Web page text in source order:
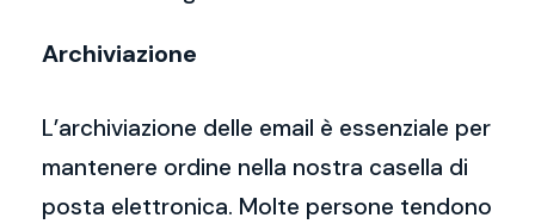
Archiviazione
L’archiviazione delle email è essenziale per
mantenere ordine nella nostra casella di
posta elettronica. Molte persone tendono